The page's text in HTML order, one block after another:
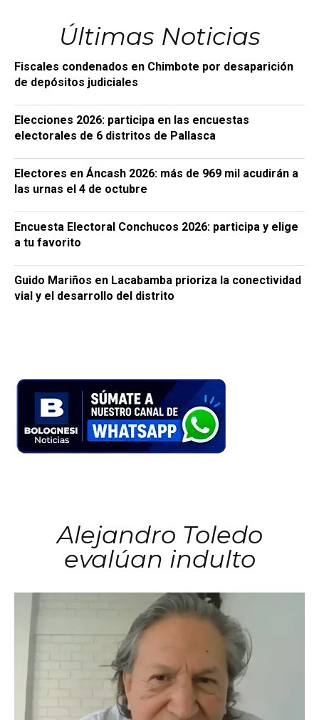
Últimas Noticias
Fiscales condenados en Chimbote por desaparición
de depósitos judiciales
Elecciones 2026: participa en las encuestas
electorales de 6 distritos de Pallasca
Electores en Áncash 2026: más de 969 mil acudirán a
las urnas el 4 de octubre
Encuesta Electoral Conchucos 2026: participa y elige
a tu favorito
Guido Mariños en Lacabamba prioriza la conectividad
vial y el desarrollo del distrito
Alejandro Toledo
evalúan indulto